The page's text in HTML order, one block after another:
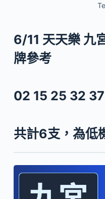
6/11 天天樂 九
牌參考
02 15 25 32
共計6支，為低